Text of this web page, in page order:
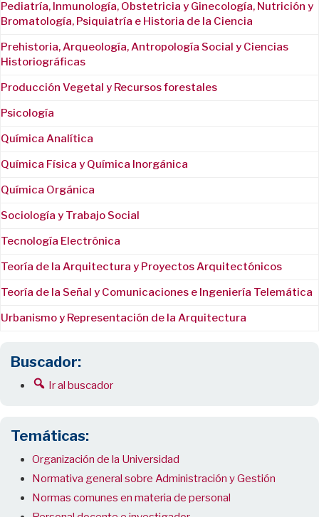
Pediatría, Inmunología, Obstetricia y Ginecología, Nutrición y
Bromatología, Psiquiatría e Historia de la Ciencia
Prehistoria, Arqueología, Antropología Social y Ciencias
Historiográficas
Producción Vegetal y Recursos forestales
Psicología
Química Analítica
Química Física y Química Inorgánica
Química Orgánica
Sociología y Trabajo Social
Tecnología Electrónica
Teoría de la Arquitectura y Proyectos Arquitectónicos
Teoría de la Señal y Comunicaciones e Ingeniería Telemática
Urbanismo y Representación de la Arquitectura
Buscador:
Ir al buscador
Temáticas:
Organización de la Universidad
Normativa general sobre Administración y Gestión
Normas comunes en materia de personal